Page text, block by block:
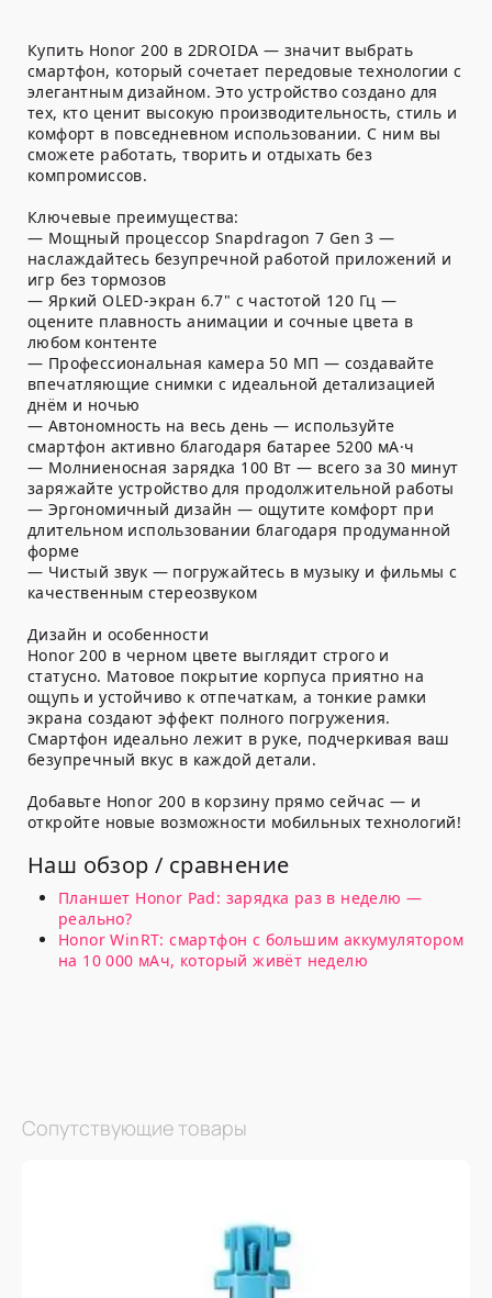
Купить Honor 200 в 2DROIDA — значит выбрать
смартфон, который сочетает передовые технологии с
элегантным дизайном. Это устройство создано для
тех, кто ценит высокую производительность, стиль и
комфорт в повседневном использовании. С ним вы
сможете работать, творить и отдыхать без
компромиссов.
Ключевые преимущества:
— Мощный процессор Snapdragon 7 Gen 3 —
наслаждайтесь безупречной работой приложений и
игр без тормозов
— Яркий OLED-экран 6.7" с частотой 120 Гц —
оцените плавность анимации и сочные цвета в
любом контенте
— Профессиональная камера 50 МП — создавайте
впечатляющие снимки с идеальной детализацией
днём и ночью
— Автономность на весь день — используйте
смартфон активно благодаря батарее 5200 мА·ч
— Молниеносная зарядка 100 Вт — всего за 30 минут
заряжайте устройство для продолжительной работы
— Эргономичный дизайн — ощутите комфорт при
длительном использовании благодаря продуманной
форме
— Чистый звук — погружайтесь в музыку и фильмы с
качественным стереозвуком
Дизайн и особенности
Honor 200 в черном цвете выглядит строго и
статусно. Матовое покрытие корпуса приятно на
ощупь и устойчиво к отпечаткам, а тонкие рамки
экрана создают эффект полного погружения.
Смартфон идеально лежит в руке, подчеркивая ваш
безупречный вкус в каждой детали.
Добавьте Honor 200 в корзину прямо сейчас — и
откройте новые возможности мобильных технологий!
Наш обзор / сравнение
Планшет Honor Pad: зарядка раз в неделю —
реально?
Honor WinRT: смартфон с большим аккумулятором
на 10 000 мАч, который живёт неделю
Сопутствующие товары